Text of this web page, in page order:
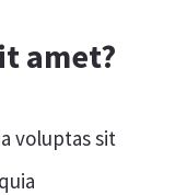
amet?
voluptas sit